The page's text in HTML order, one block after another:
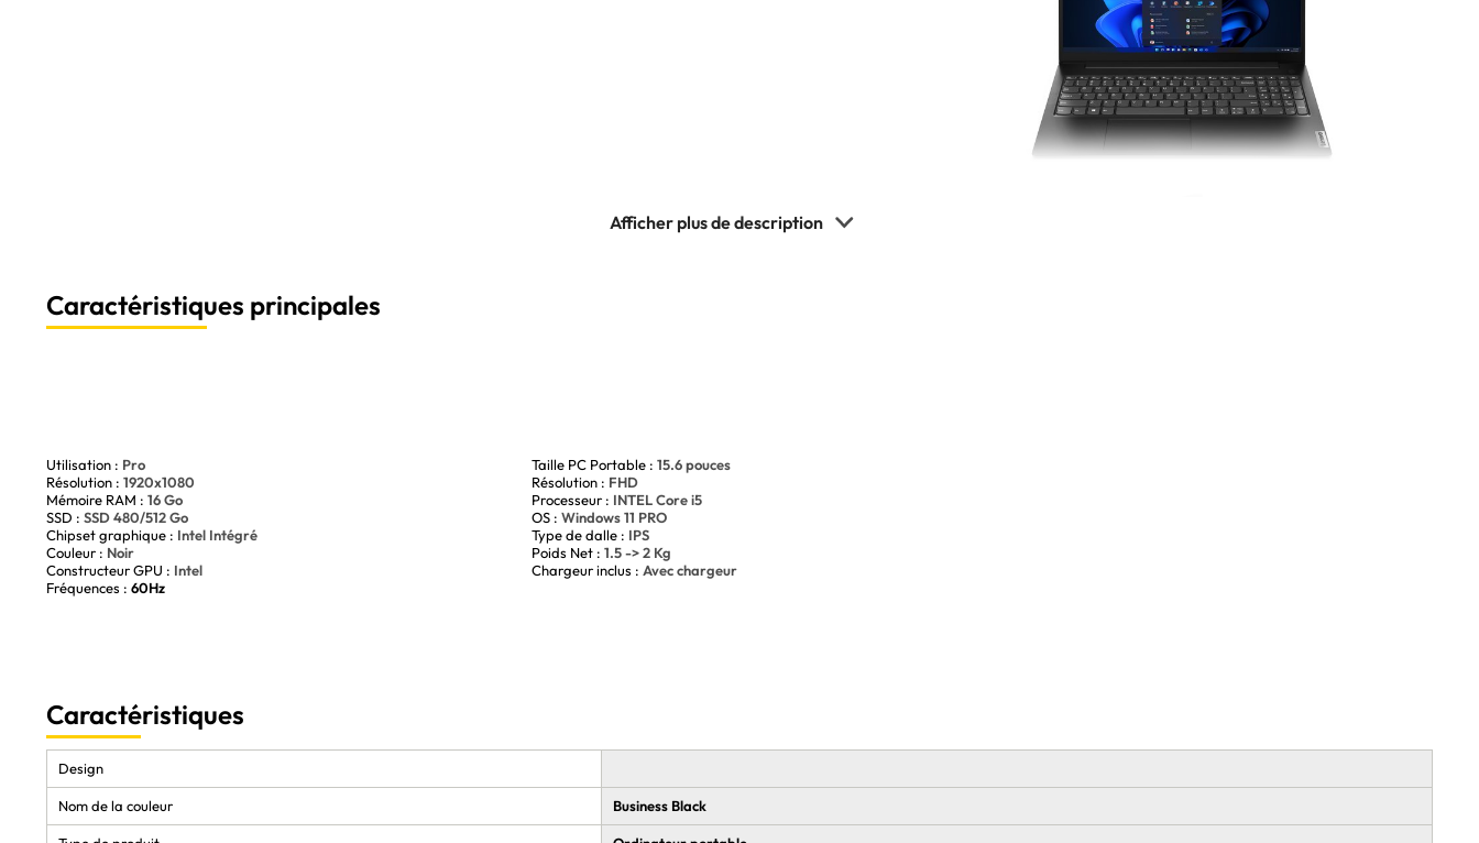
Caractéristiques principales
Utilisation : Pro Taille PC Portable : 15.6 pouces
Résolution : 1920x1080 Résolution : FHD
Mémoire RAM : 16 Go Processeur : INTEL Core i5
SSD : SSD 480/512 Go OS : Windows 11 PRO
Chipset graphique : Intel Intégré Type de dalle : IPS
Couleur : Noir Poids Net : 1.5 -> 2 Kg
Constructeur GPU : Intel Chargeur inclus : Avec chargeur
Fréquences : 60Hz
Caractéristiques
Design
Nom de la couleur Business Black